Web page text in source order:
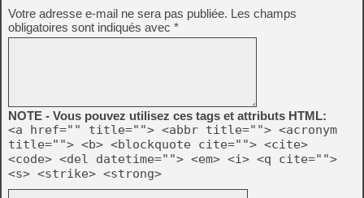
Votre adresse e-mail ne sera pas publiée. Les champs
obligatoires sont indiqués avec *
NOTE - Vous pouvez utilisez ces tags et attributs HTML:
<a href="" title=""> <abbr title=""> <acronym
title=""> <b> <blockquote cite=""> <cite>
<code> <del datetime=""> <em> <i> <q cite="">
<s> <strike> <strong>